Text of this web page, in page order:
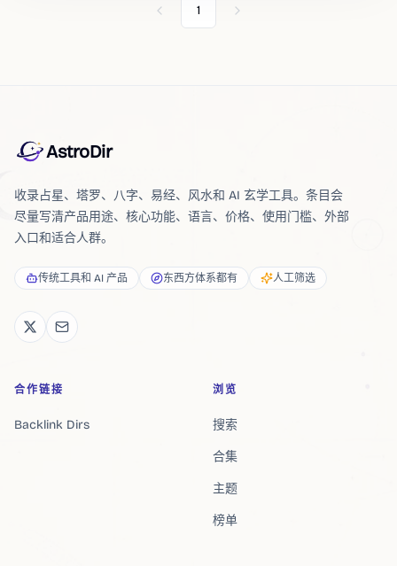
Previous
1 Next
AstroDir
收录占星、塔罗、八字、易经、风水和 AI 玄学工具。条目会
尽量写清产品用途、核心功能、语言、价格、使用门槛、外部
入口和适合人群。
传统工具和 AI 产品 东西方体系都有 人工筛选
合作链接
Backlink Dirs
浏览
搜索
合集
主题
榜单